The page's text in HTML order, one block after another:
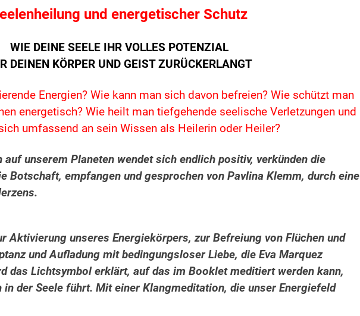
und energetischer Schutz
WIE DEINE SEELE IHR VOLLES POTENZIAL
DEINEN KÖRPER UND GEIST ZURÜCKERLANGT
Energien? Wie kann man sich davon befreien? Wie schützt man
energetisch? Wie heilt man tiefgehende seelische Verletzungen und
umfassend an sein Wissen als Heilerin oder Heiler?
auf unserem Planeten wendet sich endlich positiv, verkünden die
Botschaft, empfangen und gesprochen von Pavlina Klemm, durch eine
Aktivierung unseres Energiekörpers, zur Befreiung von Flüchen und
und Aufladung mit bedingungsloser Liebe, die Eva Marquez
das Lichtsymbol erklärt, auf das im Booklet meditiert werden kann,
in der Seele führt. Mit einer Klangmeditation, die unser Energiefeld